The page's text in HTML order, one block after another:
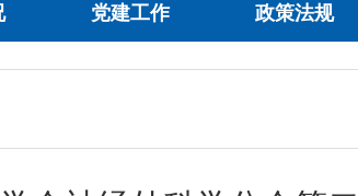
党建工作 政策法规